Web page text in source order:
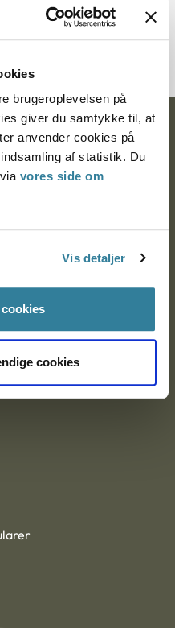
brugeroplevelsen på
giver du samtykke til, at
anvender cookies på
af statistik. Du
vores side om
Vis detaljer
cookies